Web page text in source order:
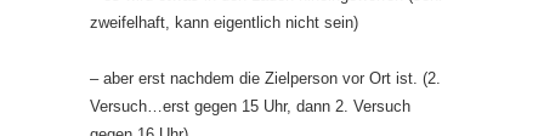
zweifelhaft, kann eigentlich nicht sein)
– aber erst nachdem die Zielperson vor Ort ist. (2.
Versuch…erst gegen 15 Uhr, dann 2. Versuch